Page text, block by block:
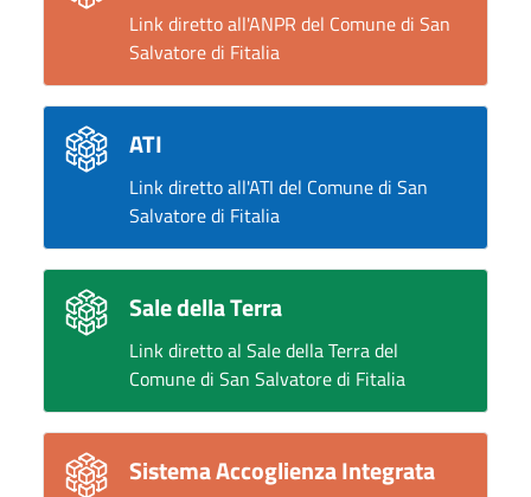
Link diretto all'ANPR del Comune di San
Salvatore di Fitalia
ATI
Link diretto all'ATI del Comune di San
Salvatore di Fitalia
Sale della Terra
Link diretto al Sale della Terra del
Comune di San Salvatore di Fitalia
Sistema Accoglienza Integrata